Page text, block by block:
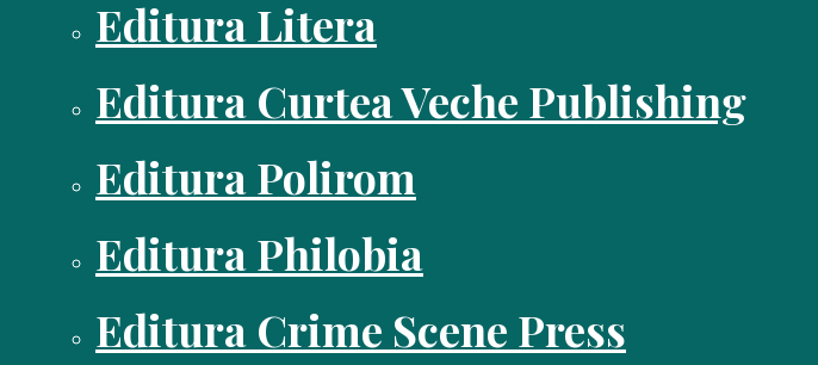
Editura Litera
Editura Curtea Veche Publishing
Editura Polirom
Editura Philobia
Editura Crime Scene Press